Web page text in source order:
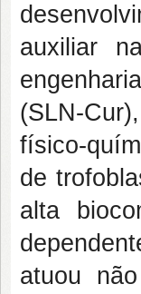
auxiliar
(SLN-
físico-
de
alta
atuou